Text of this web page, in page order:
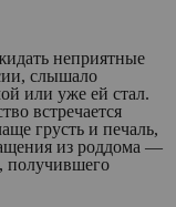
неприятные
слышало
или уже ей стал.
встречается
грусть и печаль,
из роддома —
получившего